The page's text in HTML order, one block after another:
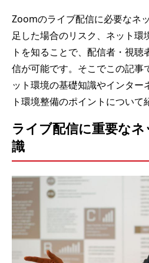
Zoomのライブ配信に必要なネ
足した場合のリスク、ネット環
トを知ることで、配信者・視
信が可能です。そこでこの記事
ット環境の基礎知識やインター
ト環境整備のポイントについて
ライブ配信に重要な
識